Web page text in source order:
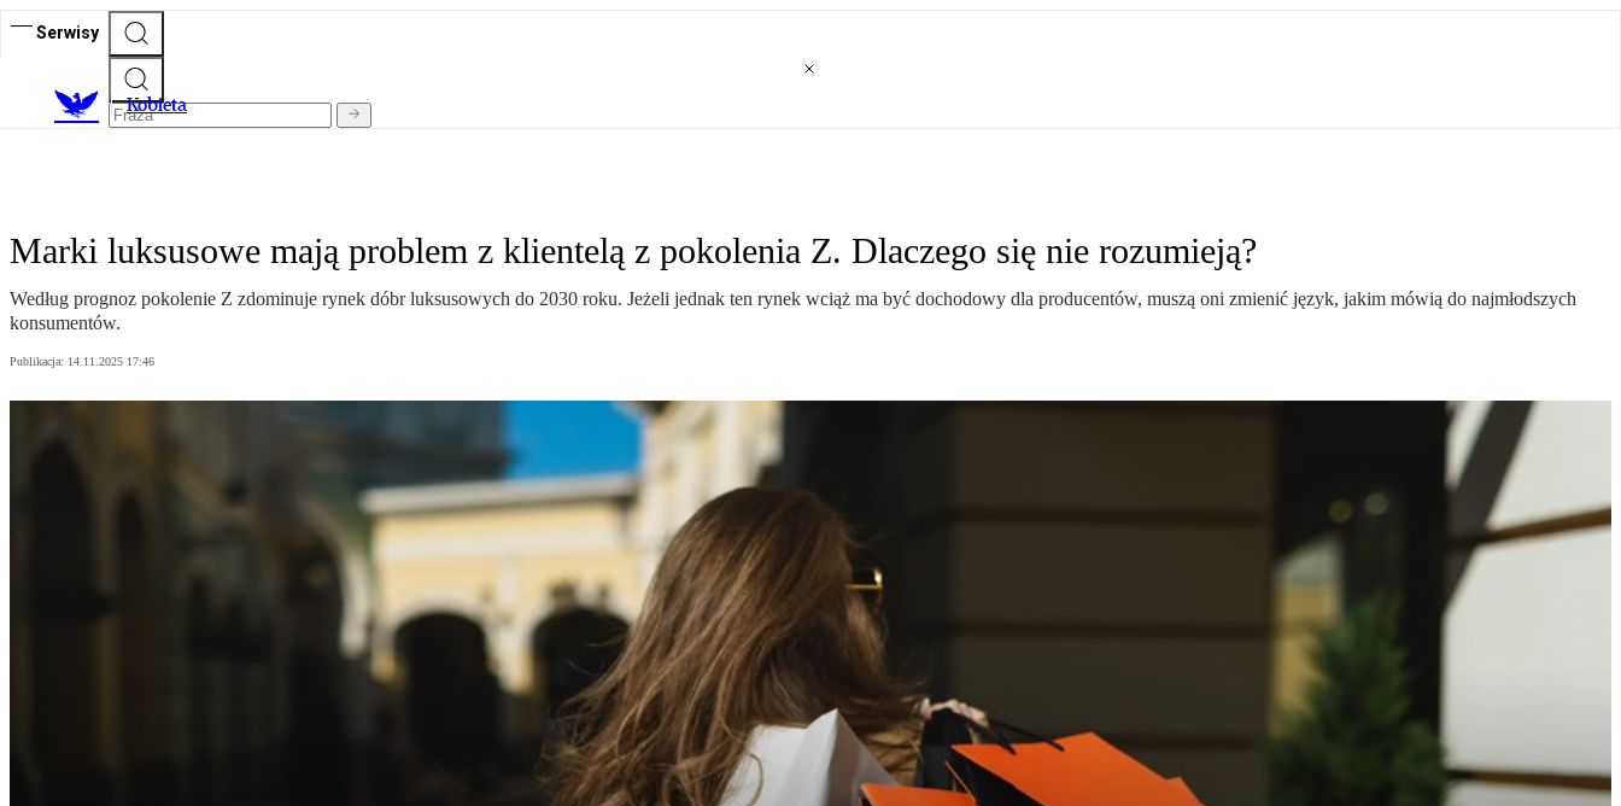
Serwisy
Kobieta
Marki luksusowe mają problem z klientelą z pokolenia Z. Dlaczego się nie rozumieją?
Według prognoz pokolenie Z zdominuje rynek dóbr luksusowych do 2030 roku. Jeżeli jednak ten rynek wciąż ma być dochodowy dla producentów, muszą oni zmienić język, jakim mówią do najmłodszych
konsumentów.
Publikacja: 14.11.2025 17:46